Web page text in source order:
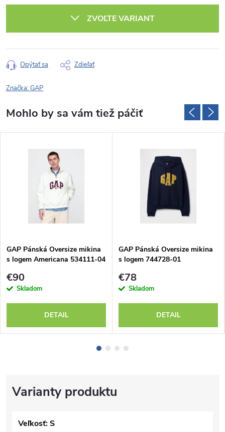
ZVOĽTE VARIANT
Opýtať sa Zdieľať
Značka:GAP
Veľkosť: S
GAP Pánská Oversize mikina
s logem Americana 534111-04
€90
Skladom
DETAIL
GAP Pánská Oversize mikina
s logem 744728-01
€78
Skladom
DETAIL